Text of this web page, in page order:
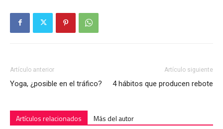
Artículo anterior
Yoga, ¿posible en el tráfico?
Artículo siguiente
4 hábitos que producen rebote
Artículos relacionados Más del autor